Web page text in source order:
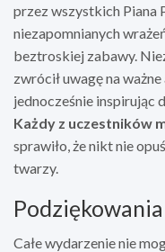
przez wszystkich Piana
niezapomnianych
beztroskiej zabawy.
zwrócił uwagę na
jednocześnie inspirując
Każdy z uczestników
sprawiło, że nikt nie
twarzy.
Całe wydarzenie nie